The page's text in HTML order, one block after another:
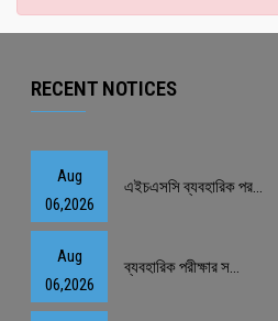
RECENT NOTICES
Aug
06,2026
এইচএসসি ব্যবহারিক পর...
Aug
06,2026
ব্যবহারিক পরীক্ষার স...